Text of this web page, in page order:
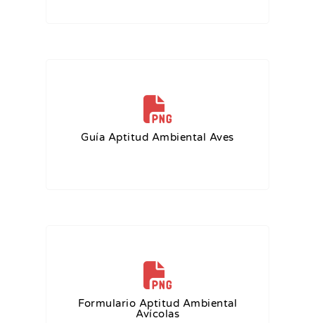
Guía Aptitud Ambiental Aves
Formulario Aptitud Ambiental
Avícolas